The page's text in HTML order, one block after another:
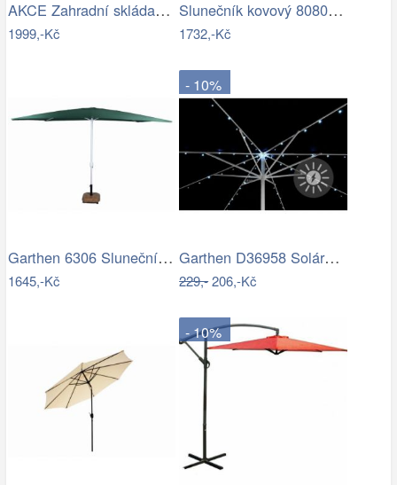
AKCE Zahradní skládací slunečník LEVI…
1999,-Kč
Slunečník kovový 8080 ø350 ROJAPLAST
1732,-Kč
Garthen 6306 Slunečník obdélníkový 2x3…
1645,-Kč
- 10%
Garthen D36958 Solární blikající řetěz…
229,-206,-Kč
- 10%